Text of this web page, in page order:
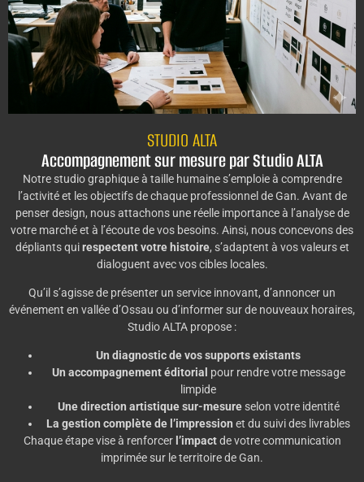
STUDIO ALTA
Accompagnement sur mesure par Studio ALTA
Notre studio graphique à taille humaine s’emploie à comprendre
l’activité et les objectifs de chaque professionnel de Gan. Avant de
penser design, nous attachons une réelle importance à l’analyse de
votre marché et à l’écoute de vos besoins. Ainsi, nous concevons des
dépliants quirespectent votre histoire, s’adaptent à vos valeurs et
dialoguent avec vos cibles locales.
Qu’il s’agisse de présenter un service innovant, d’annoncer un
événement en vallée d’Ossau ou d’informer sur de nouveaux horaires,
Studio ALTA propose :
Un diagnostic de vos supports existants
Un accompagnement éditorial pour rendre votre message
limpide
Une direction artistique sur-mesureselon votre identité
La gestion complète de l’impression et du suivi des livrables
Chaque étape vise à renforcer l’impactde votre communication
imprimée sur le territoire de Gan.